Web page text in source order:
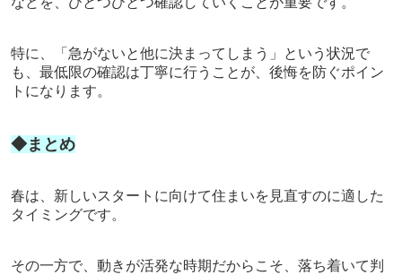
特に、「急がないと他に決まってしまう」という状況で
も、最低限の確認は丁寧に行うことが、後悔を防ぐポイン
トになります。
◆まとめ
春は、新しいスタートに向けて住まいを見直すのに適した
タイミングです。
その一方で、動きが活発な時期だからこそ、落ち着いて判